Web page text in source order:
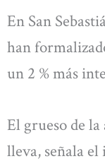
En San
han
un 2 % más
El grueso de
lleva, señala